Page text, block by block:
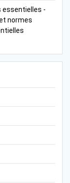
essentielles -
normes